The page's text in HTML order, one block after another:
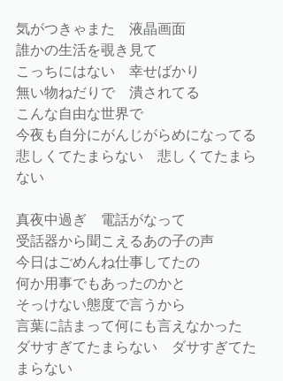
気がつきゃまた　液晶画面
誰かの生活を覗き見て
こっちにはない　幸せばかり
無い物ねだりで　潰されてる
こんな自由な世界で
今夜も自分にがんじがらめになってる
悲しくてたまらない　悲しくてたまら
ない
真夜中過ぎ　電話がなって
受話器から聞こえるあの子の声
今日はごめんね仕事してたの
何か用事でもあったのかと
そっけない態度で言うから
言葉に詰まって何にも言えなかった
ダサすぎてたまらない　ダサすぎてた
まらない